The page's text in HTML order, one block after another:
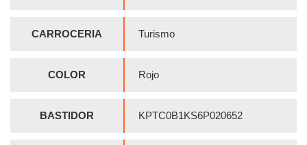
CARROCERIA Turismo
COLOR Rojo
BASTIDOR KPTC0B1KS6P020652